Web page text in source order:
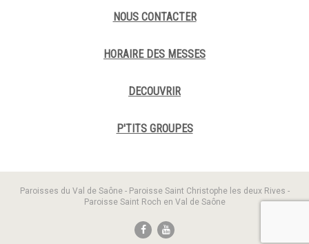
NOUS CONTACTER
HORAIRE DES MESSES
DECOUVRIR
P'TITS GROUPES
Paroisses du Val de Saône - Paroisse Saint Christophe les deux Rives -
Paroisse Saint Roch en Val de Saône